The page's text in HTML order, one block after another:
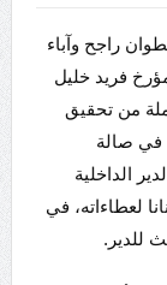
راجح وآباء
فريد خليل
من تحقيق
في صالة
الداخلية
لعطاءاته، في
للدير.